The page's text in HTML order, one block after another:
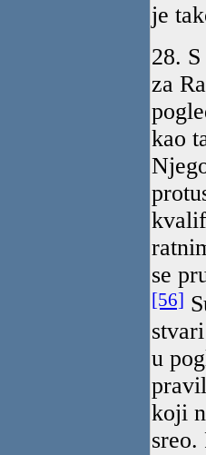
je
28.
za
kao
se
[56]
u
koji